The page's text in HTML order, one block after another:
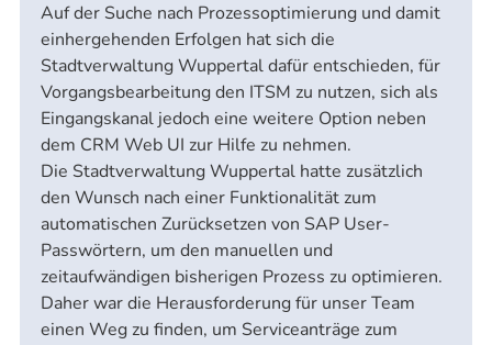
Auf der Suche nach Prozessoptimierung und damit
einhergehenden Erfolgen hat sich die
Stadtverwaltung Wuppertal dafür entschieden, für
Vorgangsbearbeitung den ITSM zu nutzen, sich als
Eingangskanal jedoch eine weitere Option neben
dem CRM Web UI zur Hilfe zu nehmen.
Die Stadtverwaltung Wuppertal hatte zusätzlich
den Wunsch nach einer Funktionalität zum
automatischen Zurücksetzen von SAP User-
Passwörtern, um den manuellen und
zeitaufwändigen bisherigen Prozess zu optimieren.
Daher war die Herausforderung für unser Team
einen Weg zu finden, um Serviceanträge zum